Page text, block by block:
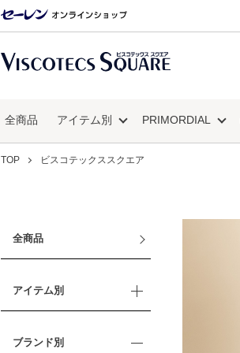
全商品 アイテム別 PRIMORDIAL
TOP ビスコテックススクエア
全商品
アイテム別
ブランド別